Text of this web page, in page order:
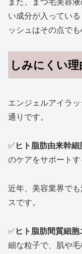
い成分が入ってい
ッシュはその点で
しみにくい
エンジェルアイラ
通りです。
✅ ヒト脂肪由来幹
のケアをサポートす
近年、美容業界で
スです。
✅ ヒト脂肪間質細
細な粒子で、肌や